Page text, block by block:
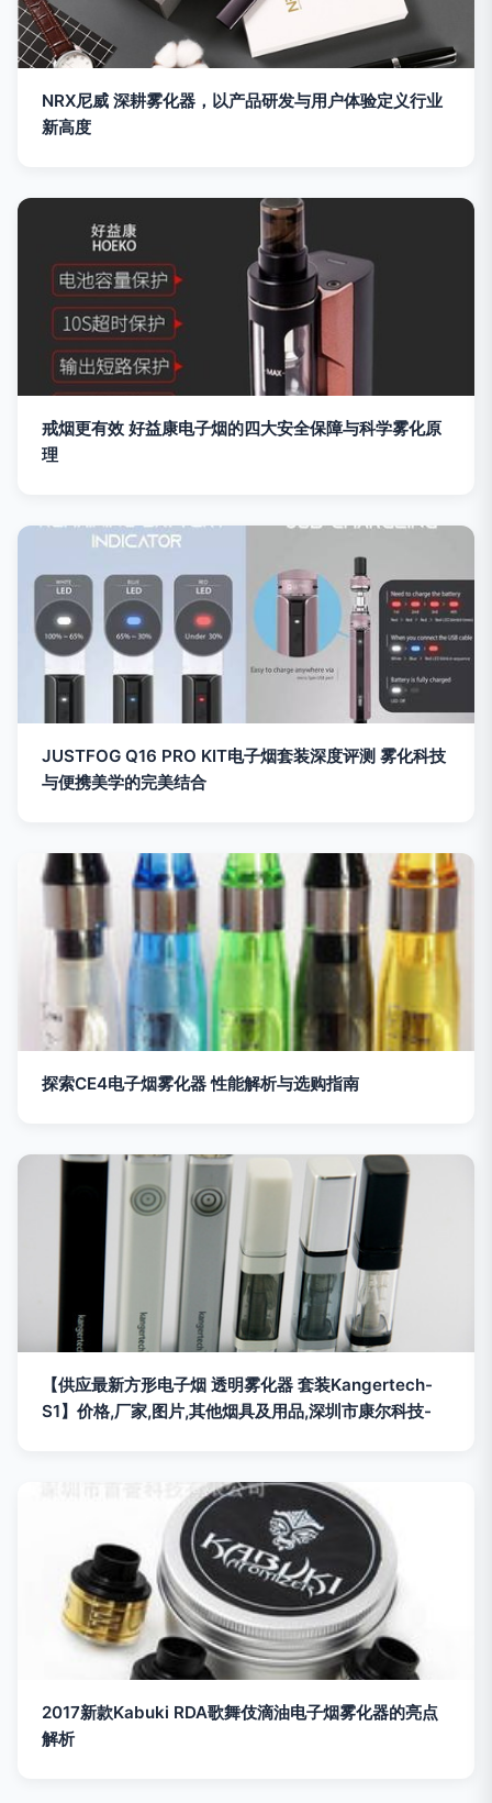
NRX尼威 深耕雾化器，以产品研发与用户体验定义行业
新高度
戒烟更有效 好益康电子烟的四大安全保障与科学雾化原
理
JUSTFOG Q16 PRO KIT电子烟套装深度评测 雾化科技
与便携美学的完美结合
探索CE4电子烟雾化器 性能解析与选购指南
【供应最新方形电子烟 透明雾化器 套装Kangertech-
S1】价格,厂家,图片,其他烟具及用品,深圳市康尔科技-
2017新款Kabuki RDA歌舞伎滴油电子烟雾化器的亮点
解析